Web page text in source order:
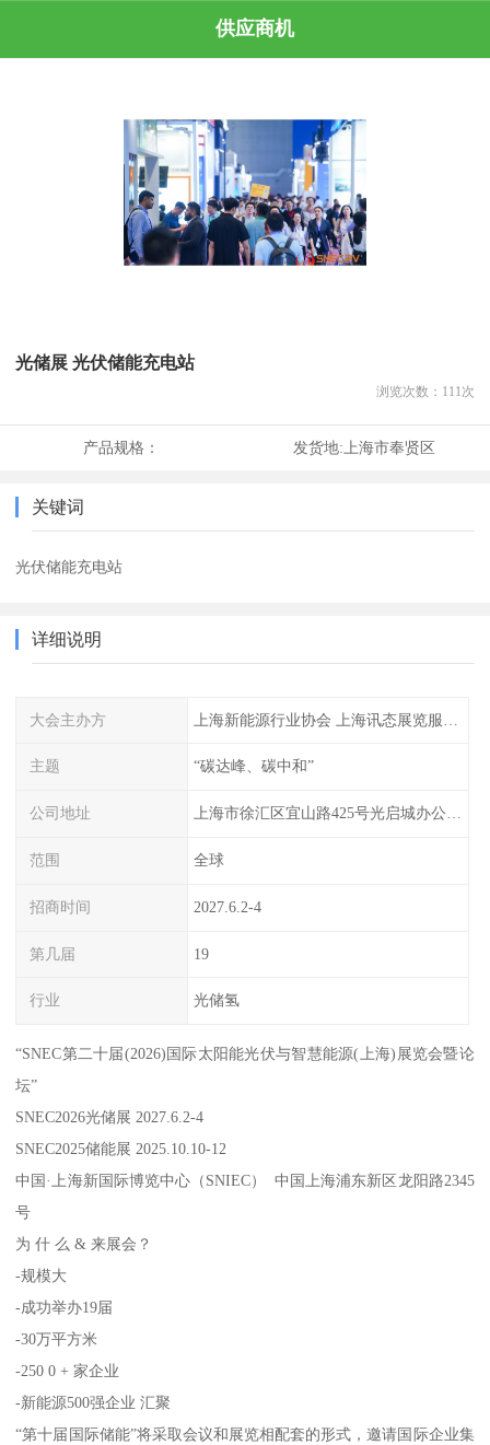
供应商机
光储展 光伏储能充电站
浏览次数： 111 次
产品规格： 发货地:上海市奉贤区
关键词
光伏储能充电站
详细说明
大会主办方
主题 “碳达峰、碳中和”
公司地址 上海市徐汇区宜山路425号光启城办公楼905-907室
范围 全球
招商时间 2027.6.2-4
第几届 19
行业 光储氢
“SNEC第二十届(2026)国际太阳能光伏与智慧能源(上海)展览会暨论
坛”
SNEC2026光储展 2027.6.2-4
SNEC2025储能展 2025.10.10-12
中国·上海新国际博览中心（SNIEC） 中国上海浦东新区龙阳路2345
号
为 什 么 & 来展会？
-规模大
-成功举办19届
-30万平方米
-250 0 + 家企业
-新能源500强企业 汇聚
“第十届国际储能”将采取会议和展览相配套的形式，邀请国际企业集